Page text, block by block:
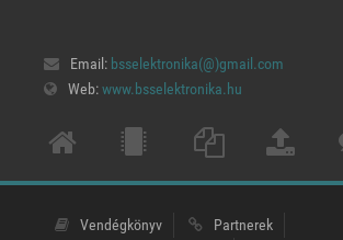
Email: bsselektronika(@)gmail.com
Web:www.bsselektronika.hu
Vendégkönyv Partnerek